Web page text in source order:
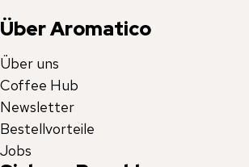
Über Aromatico
Über uns
Coffee Hub
Newsletter
Bestellvorteile
Jobs